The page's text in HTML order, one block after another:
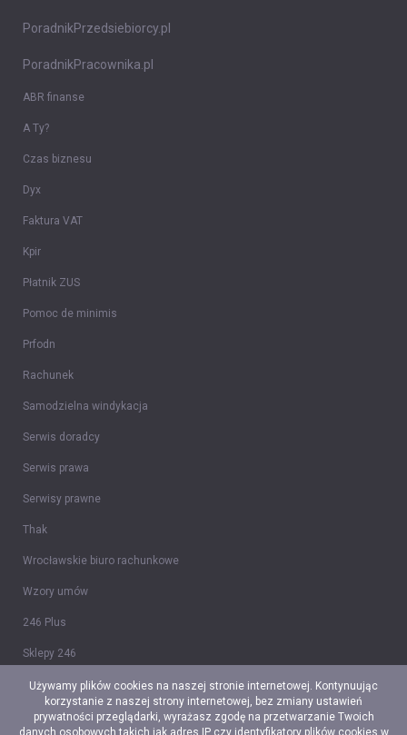
PoradnikPrzedsiebiorcy.pl
PoradnikPracownika.pl
ABR finanse
A Ty?
Czas biznesu
Dyx
Faktura VAT
Kpir
Płatnik ZUS
Pomoc de minimis
Prfodn
Rachunek
Samodzielna windykacja
Serwis doradcy
Serwis prawa
Serwisy prawne
Thak
Wrocławskie biuro rachunkowe
Wzory umów
246 Plus
Sklepy 246
Tidy CRM
Ceidg-1
Używamy plików cookies na naszej stronie internetowej. Kontynuując
korzystanie z naszej strony internetowej, bez zmiany ustawień
prywatności przeglądarki, wyrażasz zgodę na przetwarzanie Twoich
danych osobowych takich jak adres IP czy identyfikatory plików cookies w